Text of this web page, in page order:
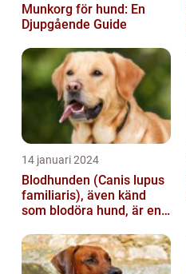
Munkorg för hund: En
Djupgående Guide
14 januari 2024
Blodhunden (Canis lupus
familiaris), även känd
som blodöra hund, är en
kara...